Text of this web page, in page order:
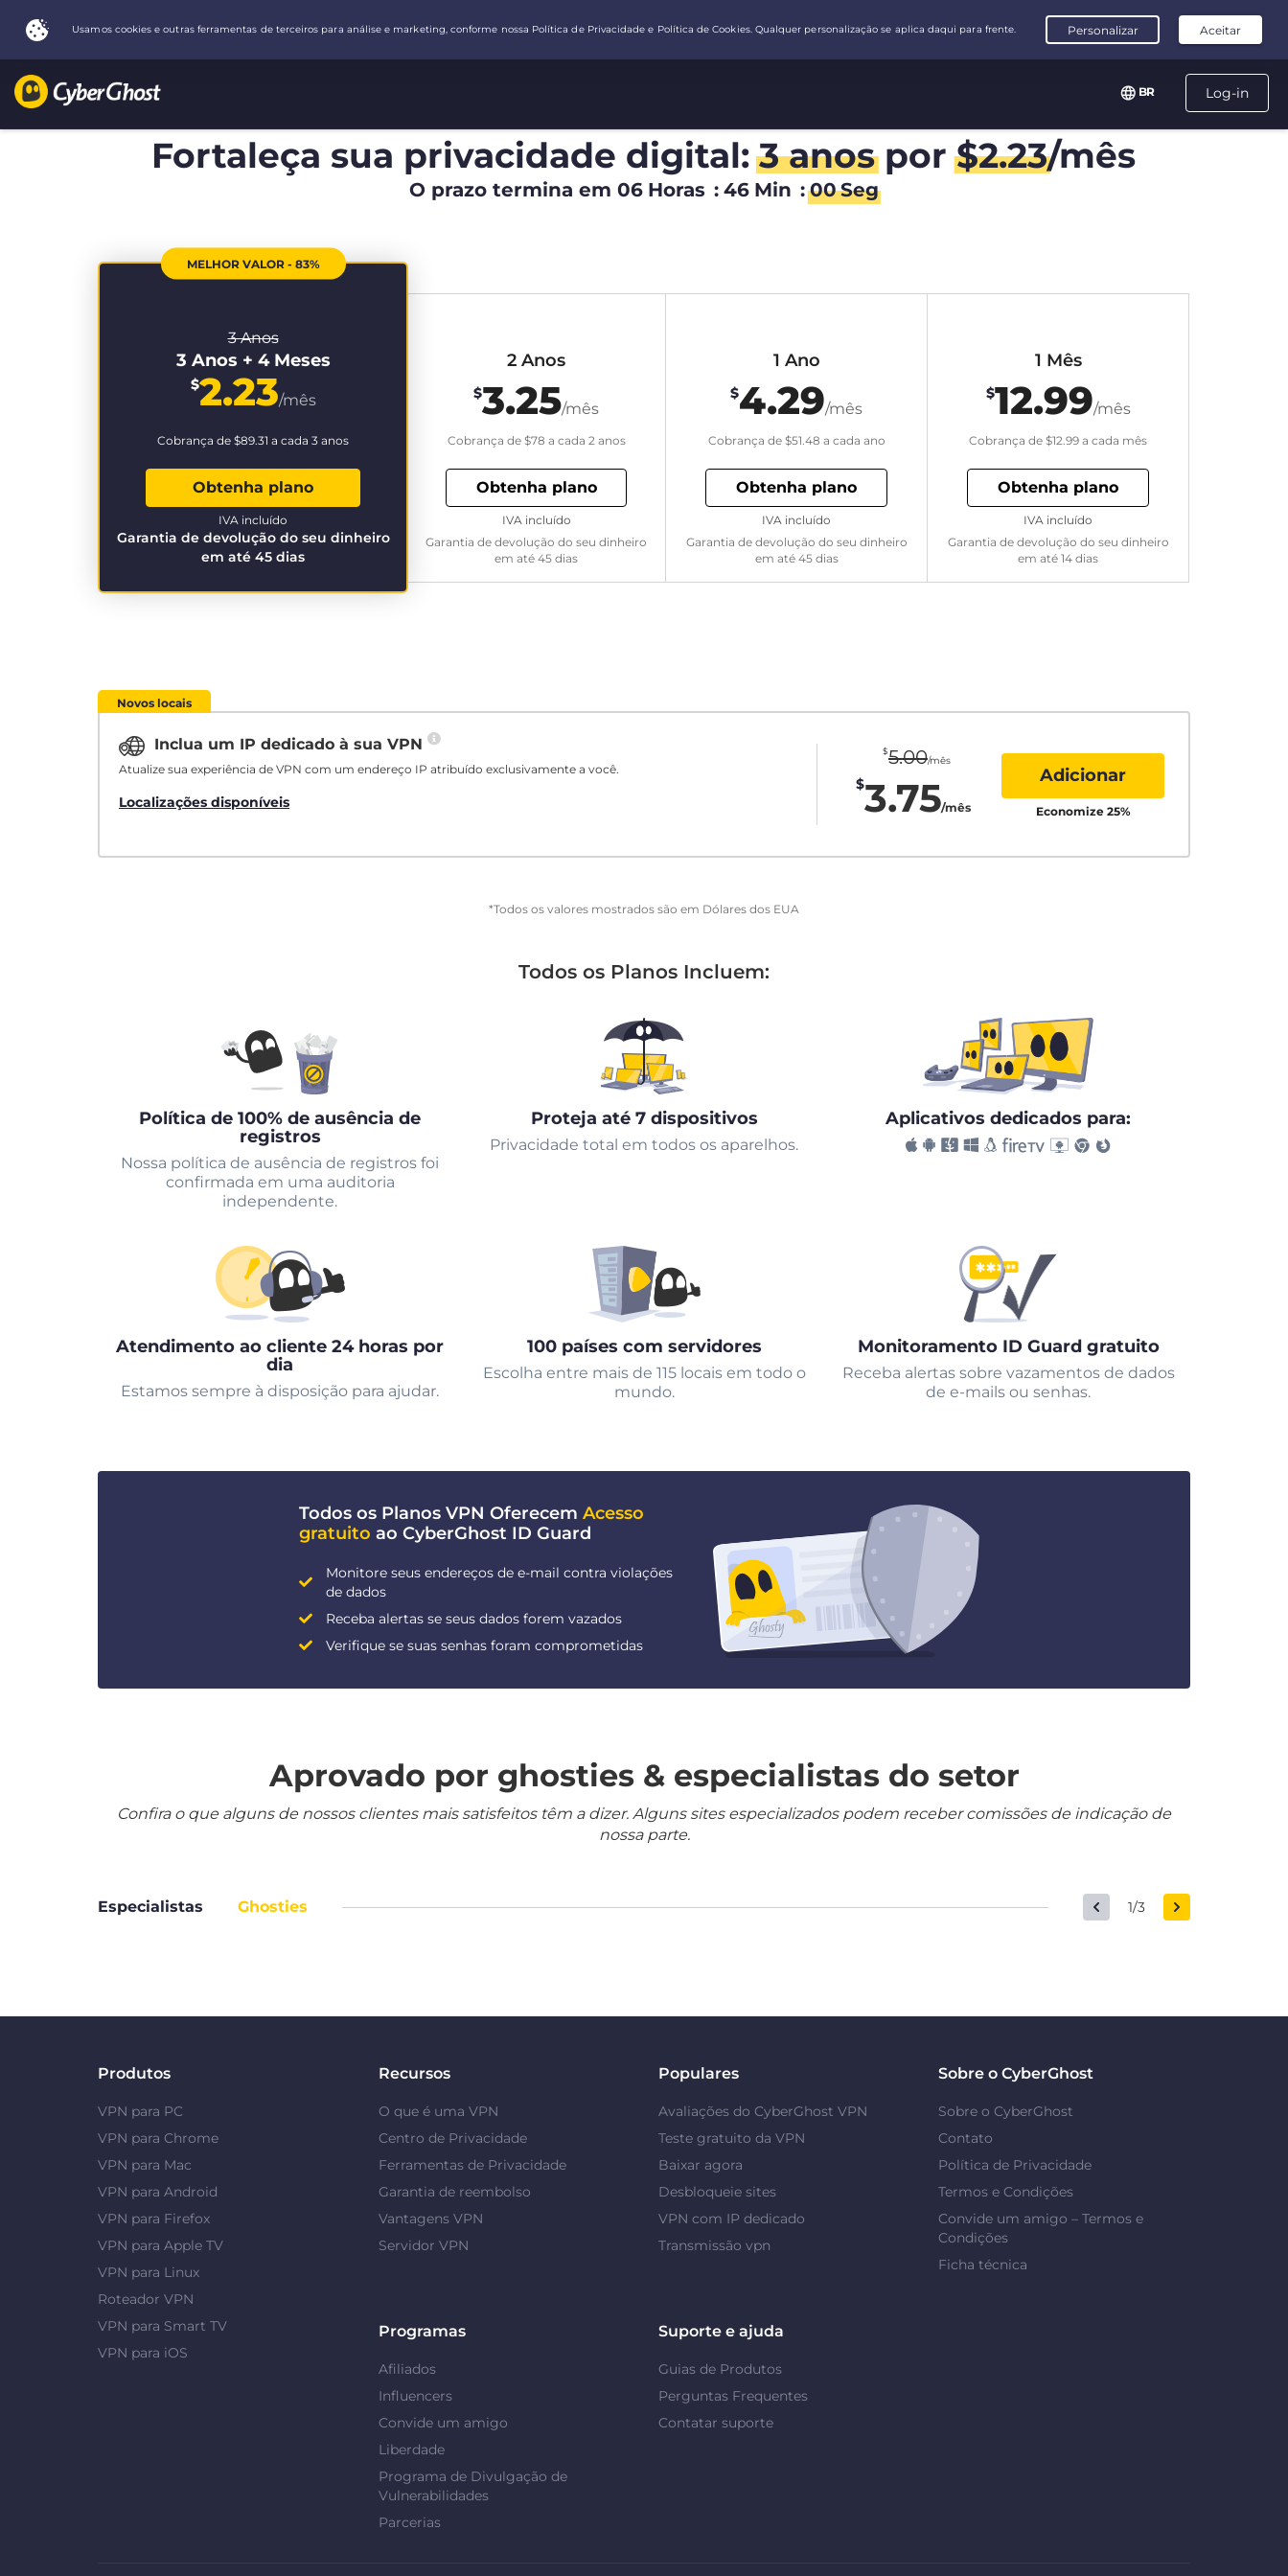
Log-in
BR
Fortaleça sua privacidade digital:3 anospor$2.23/mês
O prazo termina em 06 Horas : 45 Min : 59 Seg
MELHOR VALOR - 83%
3 Anos
3 Anos + 4 Meses
$2.23/mês
Cobrança de $89.31 a cada 3 anos
Obtenha plano
Garantia de devolução do seu dinheiro
em até 45 dias
IVA incluído
2 Anos
$3.25/mês
Cobrança de $78 a cada 2 anos
Obtenha plano
Garantia de devolução do seu dinheiro
em até 45 dias
IVA incluído
1 Ano
$4.29/mês
Cobrança de $51.48 a cada ano
Obtenha plano
Garantia de devolução do seu dinheiro
em até 45 dias
IVA incluído
1 Mês
$12.99/mês
Cobrança de $12.99 a cada mês
Obtenha plano
Garantia de devolução do seu dinheiro
em até 14 dias
IVA incluído
Novos locais
Inclua um IP dedicado à sua VPN
Atualize sua experiência de VPN com um endereço IP atribuído exclusivamente a você.
Localizações disponíveis
$5.00/mês
$3.75/mês
Adicionar
Economize 25%
*Todos os valores mostrados são em Dólares dos EUA
Todos os Planos Incluem:
Política de 100% de ausência de
registros
Nossa política de ausência de registros foi
confirmada em uma auditoria
independente.
Proteja até 7 dispositivos
Privacidade total em todos os aparelhos.
Aplicativos dedicados para:
Atendimento ao cliente 24 horas por
dia
Estamos sempre à disposição para ajudar.
100 países com servidores
Escolha entre mais de 115 locais em todo o
mundo.
Monitoramento ID Guard gratuito
Receba alertas sobre vazamentos de dados
de e-mails ou senhas.
Todos os Planos VPN Oferecem Acesso
gratuito ao CyberGhost ID Guard
Monitore seus endereços de e-mail contra violações
de dados
Receba alertas se seus dados forem vazados
Verifique se suas senhas foram comprometidas
Aprovado por ghosties & especialistas do setor
Confira o que alguns de nossos clientes mais satisfeitos têm a dizer. Alguns sites especializados podem receber comissões de indicação de
nossa parte.
Especialistas Ghosties 1/3
Produtos
VPN para PC
VPN para Chrome
VPN para Mac
VPN para Android
VPN para Firefox
VPN para Apple TV
VPN para Linux
Roteador VPN
VPN para Smart TV
VPN para iOS
Recursos
O que é uma VPN
Centro de Privacidade
Ferramentas de Privacidade
Garantia de reembolso
Vantagens VPN
Servidor VPN
Populares
Avaliações do CyberGhost VPN
Teste gratuito da VPN
Baixar agora
Desbloqueie sites
VPN com IP dedicado
Transmissão vpn
Sobre o CyberGhost
Sobre o CyberGhost
Contato
Política de Privacidade
Termos e Condições
Convide um amigo – Termos e
Condições
Ficha técnica
Programas
Afiliados
Influencers
Convide um amigo
Liberdade
Programa de Divulgação de
Vulnerabilidades
Parcerias
Suporte e ajuda
Guias de Produtos
Perguntas Frequentes
Contatar suporte